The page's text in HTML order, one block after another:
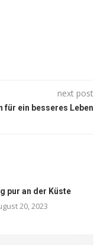
next post
für ein besseres Leben
pur an der Küste
20, 2023